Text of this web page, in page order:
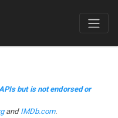
but is not endorsed or
and IMDb.com.